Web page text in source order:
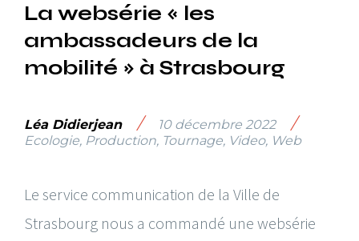
La websérie « les
ambassadeurs de la
mobilité » à Strasbourg
Léa Didierjean / 10 décembre 2022 /
Ecologie, Production, Tournage, Video, Web
Le service communication de la Ville de
Strasbourg nous a commandé une websérie